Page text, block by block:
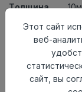
Толщина
доски
Теплый пол
до
4V
Замок
Страна
Этот сайт
веб-
сайт, вы